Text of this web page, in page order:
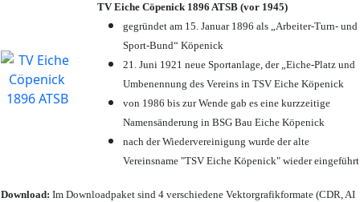
TV Eiche Cöpenick 1896 ATSB (vor 1945)
gegründet am 15. Januar 1896 als „Arbeiter-Turn- und
Sport-Bund“ Köpenick
21. Juni 1921 neue Sportanlage, der „Eiche-Platz und
Umbenennung des Vereins in TSV Eiche Köpenick
von 1986 bis zur Wende gab es eine kurzzeitige
Namensänderung in BSG Bau Eiche Köpenick
nach der Wiedervereinigung wurde der alte
Vereinsname "TSV Eiche Köpenick" wieder eingeführt
Download: Im Downloadpaket sind 4 verschiedene Vektorgrafikformate (CDR, AI